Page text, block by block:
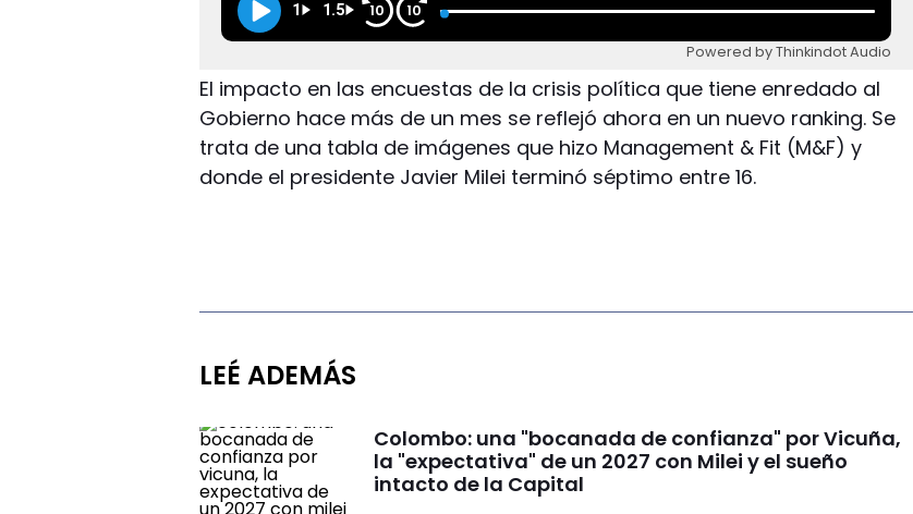
1 1.5 10 10
Powered by Thinkindot Audio
El impacto en las encuestas de la crisis política que tiene enredado al
Gobierno hace más de un mes se reflejó ahora en un nuevo ranking. Se
trata de una tabla de imágenes que hizo Management & Fit (M&F) y
donde el presidente Javier Milei terminó séptimo entre 16.
LEÉ ADEMÁS
Colombo: una "bocanada de confianza" por Vicuña,
la "expectativa" de un 2027 con Milei y el sueño
intacto de la Capital